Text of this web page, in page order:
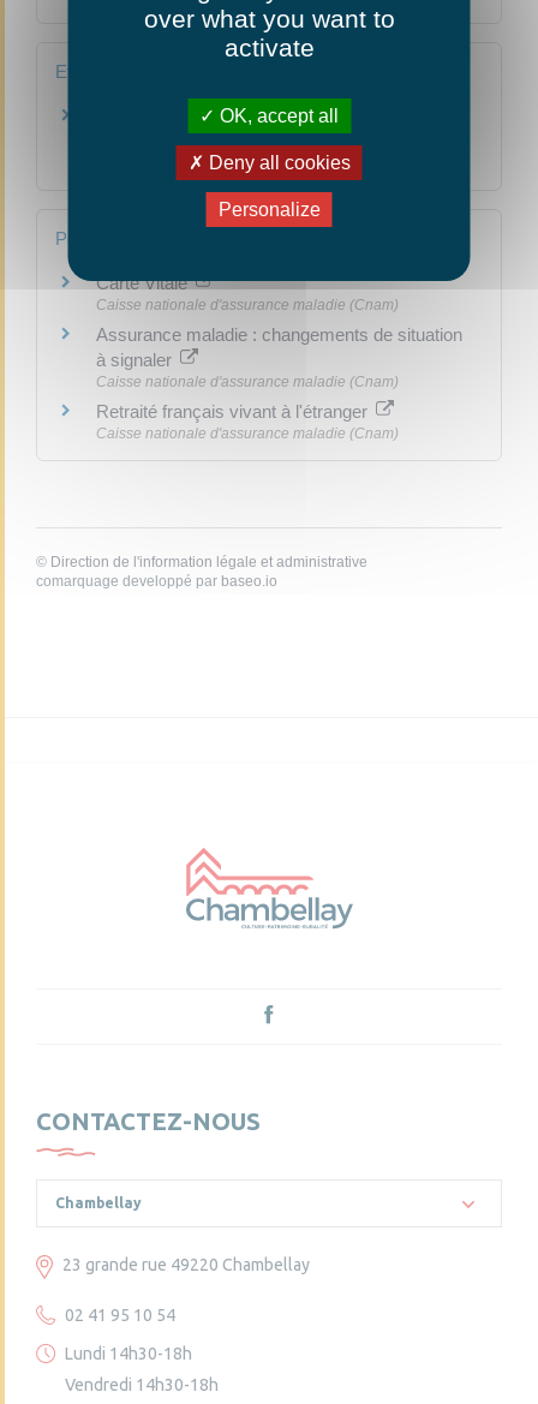
Et aussi
Remboursement des soins à l'étranger
(vacances ou court séjour)
Pour en savoir plus
Carte Vitale
Caisse nationale d'assurance maladie (Cnam)
Assurance maladie : changements de situation
à signaler
Caisse nationale d'assurance maladie (Cnam)
Retraité français vivant à l'étranger
Caisse nationale d'assurance maladie (Cnam)
© Direction de l'information légale et administrative
comarquage developpé par baseo.io
CONTACTEZ-NOUS
Chambellay
23 grande rue 49220 Chambellay
02 41 95 10 54
Lundi 14h30-18h
Vendredi 14h30-18h
over what you want to
activate
OK, accept all
Deny all cookies
Personalize